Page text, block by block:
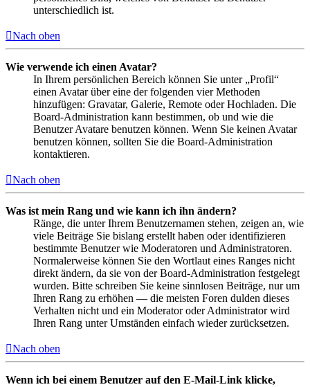
unterschiedlich ist.
Nach oben
Wie verwende ich einen Avatar?
In Ihrem persönlichen Bereich können Sie unter „Profil“
einen Avatar über eine der folgenden vier Methoden
hinzufügen: Gravatar, Galerie, Remote oder Hochladen. Die
Board-Administration kann bestimmen, ob und wie die
Benutzer Avatare benutzen können. Wenn Sie keinen Avatar
benutzen können, sollten Sie die Board-Administration
kontaktieren.
Nach oben
Was ist mein Rang und wie kann ich ihn ändern?
Ränge, die unter Ihrem Benutzernamen stehen, zeigen an, wie
viele Beiträge Sie bislang erstellt haben oder identifizieren
bestimmte Benutzer wie Moderatoren und Administratoren.
Normalerweise können Sie den Wortlaut eines Ranges nicht
direkt ändern, da sie von der Board-Administration festgelegt
wurden. Bitte schreiben Sie keine sinnlosen Beiträge, nur um
Ihren Rang zu erhöhen — die meisten Foren dulden dieses
Verhalten nicht und ein Moderator oder Administrator wird
Ihren Rang unter Umständen einfach wieder zurücksetzen.
Nach oben
Wenn ich bei einem Benutzer auf den E-Mail-Link klicke,